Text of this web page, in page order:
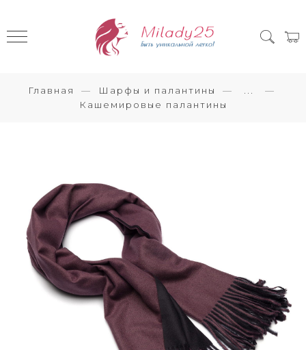
Главная Шарфы и палантины
Кашемировые палантины